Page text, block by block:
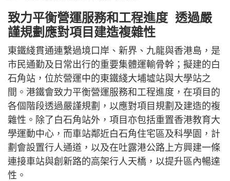
致力平衡營運服務和工程進度 透過嚴
謹規劃應對項目建造複雜性
東鐵綫貫通連繫過境口岸、新界、九龍與香港島，是
市民通勤及日常出行的重要集體運輸骨幹；擬建的白
石角站，位於營運中的東鐵綫大埔墟站與大學站之
間。港鐵會致力平衡營運服務和工程進度，在項目的
各個階段透過嚴謹規劃，以應對項目規劃及建造的複
雜性。除了白石角站外，項目亦包括重置香港教育大
學運動中心，而車站鄰近白石角住宅區及科學園，計
劃會設置行人通道，以及在吐露港公路上方興建一條
連接車站與創新路的高架行人天橋，以提升區內暢達
性。